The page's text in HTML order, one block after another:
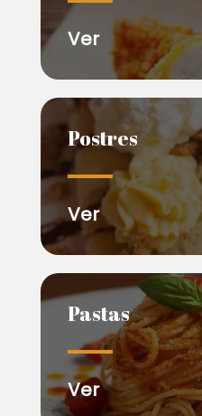
Ver
Postres
Ver
Pastas
Ver